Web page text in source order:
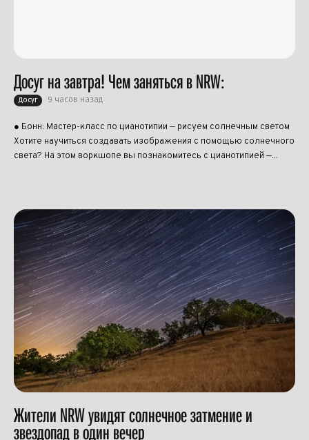
Досуг на завтра! Чем заняться в NRW:
Досуг 9 часов назад
● Бонн: Мастер-класс по цианотипии — рисуем солнечным светом
Хотите научиться создавать изображения с помощью солнечного
света? На этом воркшопе вы познакомитесь с цианотипией —...
Жители NRW увидят солнечное затмение и
звездопад в один вечер